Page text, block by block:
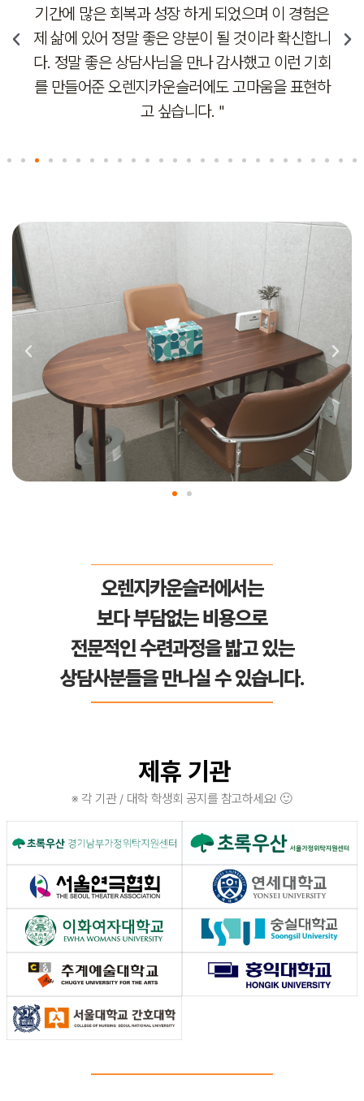
되었으며 이 경험은
이 될 것이라 확신합니
나 감사했고 이런 기회
에도 고마움을 표현하
서 친구에게도 추천했고 친구
요. 아무런 편견이나 판단없이
공감해주는 사람에게 나의 아
은 정말 좋네요
오렌지카운슬러에서는
보다 부담없는 비용으로
전문적인 수련과정을 밟고 있는
상담사분들을 만나실 수 있습니다.
제휴 기관
※ 각 기관 / 대학 학생회 공지를 참고하세요! 🙂